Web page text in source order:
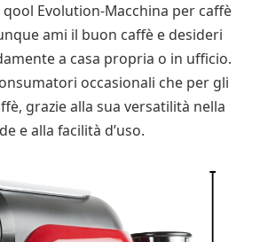
qool Evolution-Macchina per caffè
ami il buon caffè e desideri
a casa propria o in ufficio.
occasionali che per gli
grazie alla sua versatilità nella
e alla facilità d’uso.